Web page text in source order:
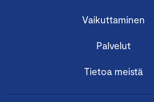
Vaikuttaminen
Palvelut
Tietoa meistä